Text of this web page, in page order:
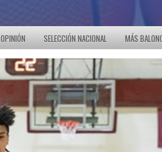
OPINIÓN SELECCIÓN NACIONAL MÁS